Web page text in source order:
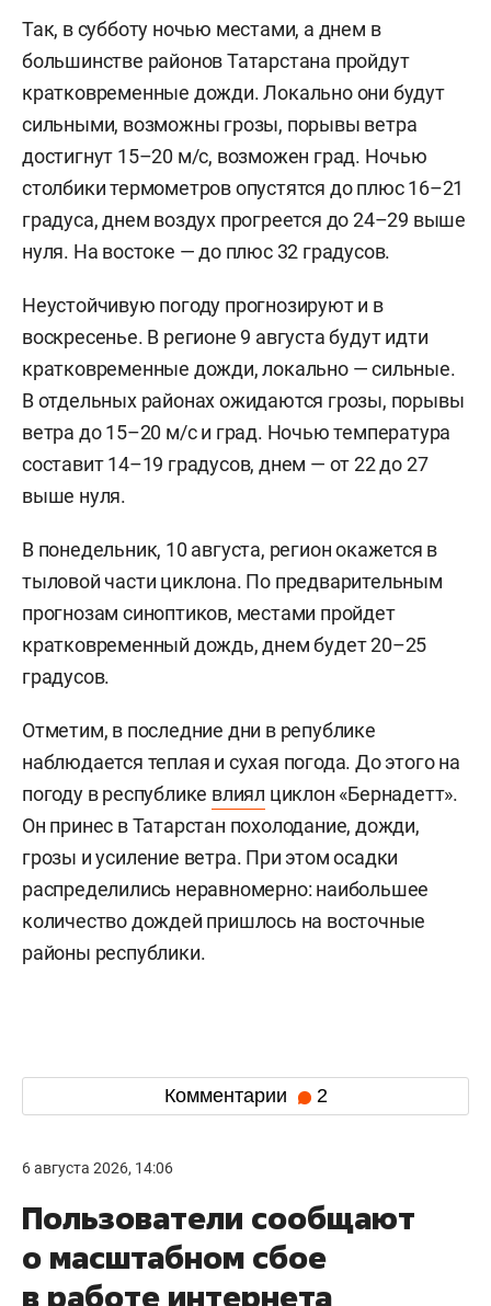
Так, в субботу ночью местами, а днем в
большинстве районов Татарстана пройдут
кратковременные дожди. Локально они будут
сильными, возможны грозы, порывы ветра
достигнут 15–20 м/с, возможен град. Ночью
столбики термометров опустятся до плюс 16–21
градуса, днем воздух прогреется до 24–29 выше
нуля. На востоке — до плюс 32 градусов.
Неустойчивую погоду прогнозируют и в
воскресенье. В регионе 9 августа будут идти
кратковременные дожди, локально — сильные.
В отдельных районах ожидаются грозы, порывы
ветра до 15–20 м/с и град. Ночью температура
составит 14–19 градусов, днем — от 22 до 27
выше нуля.
В понедельник, 10 августа, регион окажется в
тыловой части циклона. По предварительным
прогнозам синоптиков, местами пройдет
кратковременный дождь, днем будет 20–25
градусов.
Отметим, в последние дни в републике
наблюдается теплая и сухая погода. До этого на
погоду в республике влиял циклон «Бернадетт».
Он принес в Татарстан похолодание, дожди,
грозы и усиление ветра. При этом осадки
распределились неравномерно: наибольшее
количество дождей пришлось на восточные
районы республики.
Комментарии 2
6 августа 2026, 14:06
Пользователи сообщают
о масштабном сбое
в работе интернета